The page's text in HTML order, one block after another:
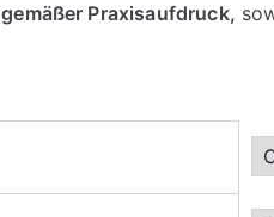
Praxisaufdruck,